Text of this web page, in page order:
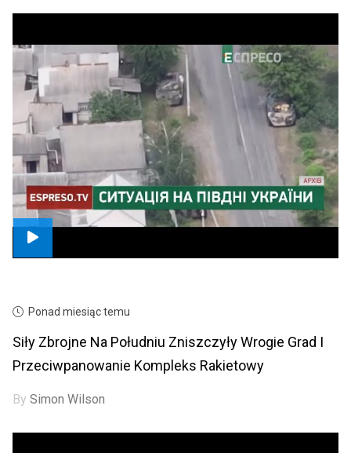
Ponad miesiąc temu
Siły Zbrojne Na Południu Zniszczyły Wrogie Grad I
Przeciwpanowanie Kompleks Rakietowy
BySimon Wilson